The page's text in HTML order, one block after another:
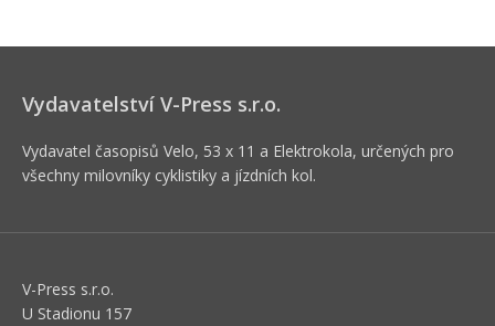
Vydavatelství V-Press s.r.o.
Vydavatel časopisů Velo, 53 x 11 a Elektrokola, určených pro
všechny milovníky cyklistiky a jízdních kol.
V-Press s.r.o.
U Stadionu 157